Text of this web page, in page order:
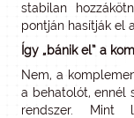
stabilan
pontján hasítják el
Így „bánik el” a
Nem, a
a behatolót, ennél
rendszer. Mint